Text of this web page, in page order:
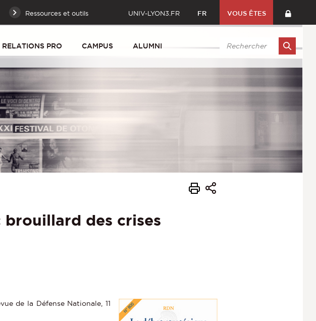
Ressources et outils UNIV-LYON3.FR FR VOUS ÊTES
RELATIONS PRO CAMPUS ALUMNI
des crises
de la Défense Nationale, 11